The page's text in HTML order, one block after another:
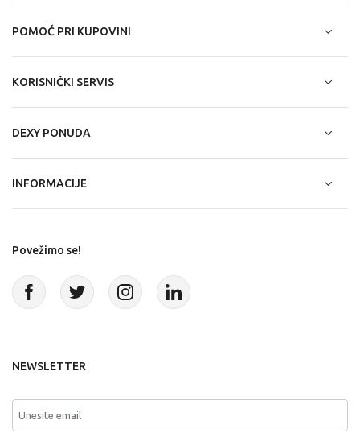
POMOĆ PRI KUPOVINI
KORISNIČKI SERVIS
DEXY PONUDA
INFORMACIJE
Povežimo se!
NEWSLETTER